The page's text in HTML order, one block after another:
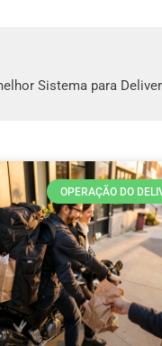
Sistema para
OPERAÇÃO DO